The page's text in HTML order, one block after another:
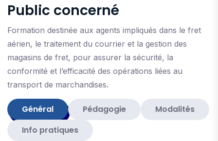
Public concerné
Formation destinée aux agents impliqués dans le fret
aérien, le traitement du courrier et la gestion des
magasins de fret, pour assurer la sécurité, la
conformité et l’efficacité des opérations liées au
transport de marchandises.
Général Pédagogie
Modalités
Info pratiques